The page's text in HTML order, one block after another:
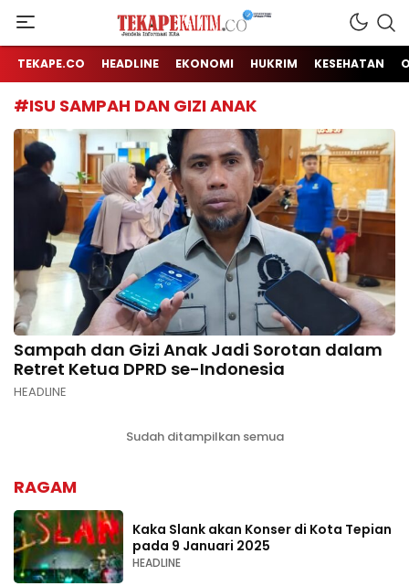
TEKAPE KALTIM
Jendela Informasi Kita
TEKAPE.CO HEADLINE EKONOMI HUKRIM KESEHATAN
#ISU SAMPAH DAN GIZI ANAK
Sampah dan Gizi Anak Jadi Sorotan dalam
Retret Ketua DPRD se-Indonesia
HEADLINE
Sudah ditampilkan semua
RAGAM
Kaka Slank akan Konser di Kota Tepian
pada 9 Januari 2025
HEADLINE